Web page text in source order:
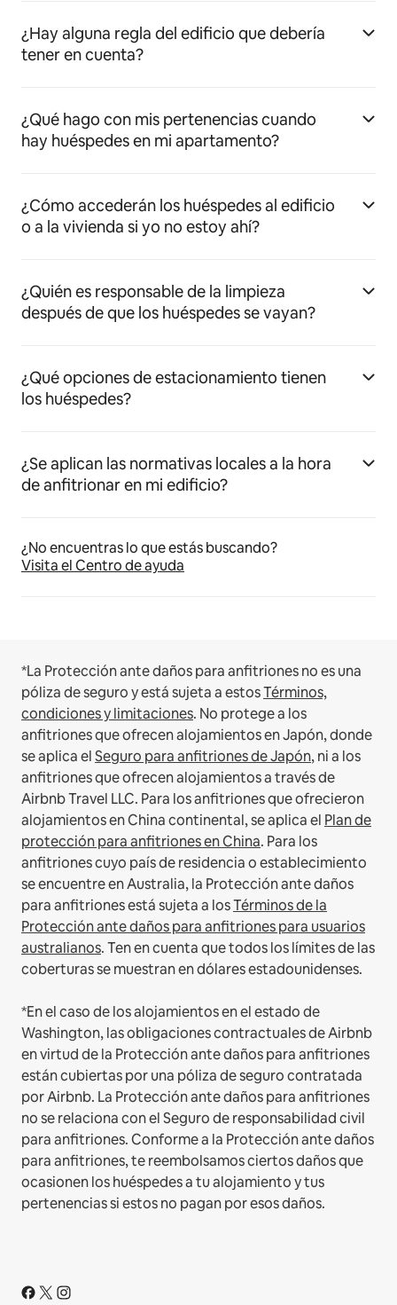
¿Hay alguna regla del edificio que debería
tener en cuenta?
¿Qué hago con mis pertenencias cuando
hay huéspedes en mi apartamento?
¿Cómo accederán los huéspedes al edificio
o a la vivienda si yo no estoy ahí?
¿Quién es responsable de la limpieza
después de que los huéspedes se vayan?
¿Qué opciones de estacionamiento tienen
los huéspedes?
¿Se aplican las normativas locales a la hora
de anfitrionar en mi edificio?
¿No encuentras lo que estás buscando?
Visita el Centro de ayuda
*La Protección ante daños para anfitriones no es una
póliza de seguro y está sujeta a estosTérminos,
condiciones y limitaciones. No protege a los
anfitriones que ofrecen alojamientos en Japón, donde
se aplica elSeguro para anfitriones de Japón, ni a los
anfitriones que ofrecen alojamientos a través de
Airbnb Travel LLC. Para los anfitriones que ofrecieron
alojamientos en China continental, se aplica el Plan de
protección para anfitriones en China. Para los
anfitriones cuyo país de residencia o establecimiento
se encuentre en Australia, la Protección ante daños
para anfitriones está sujeta a losTérminos de la
Protección ante daños para anfitriones para usuarios
australianos. Ten en cuenta que todos los límites de las
coberturas se muestran en dólares estadounidenses.
*En el caso de los alojamientos en el estado de
Washington, las obligaciones contractuales de Airbnb
en virtud de la Protección ante daños para anfitriones
están cubiertas por una póliza de seguro contratada
por Airbnb. La Protección ante daños para anfitriones
no se relaciona con el Seguro de responsabilidad civil
para anfitriones. Conforme a la Protección ante daños
para anfitriones, te reembolsamos ciertos daños que
ocasionen los huéspedes a tu alojamiento y tus
pertenencias si estos no pagan por esos daños.